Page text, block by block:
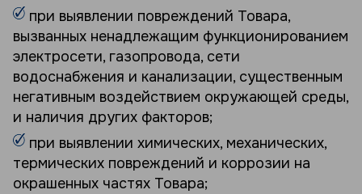
при выявлении повреждений Товара,
вызванных ненадлежащим функционированием
электросети, газопровода, сети
водоснабжения и канализации, существенным
негативным воздействием окружающей среды,
и наличия других факторов;
при выявлении химических, механических,
термических повреждений и коррозии на
окрашенных частях Товара;